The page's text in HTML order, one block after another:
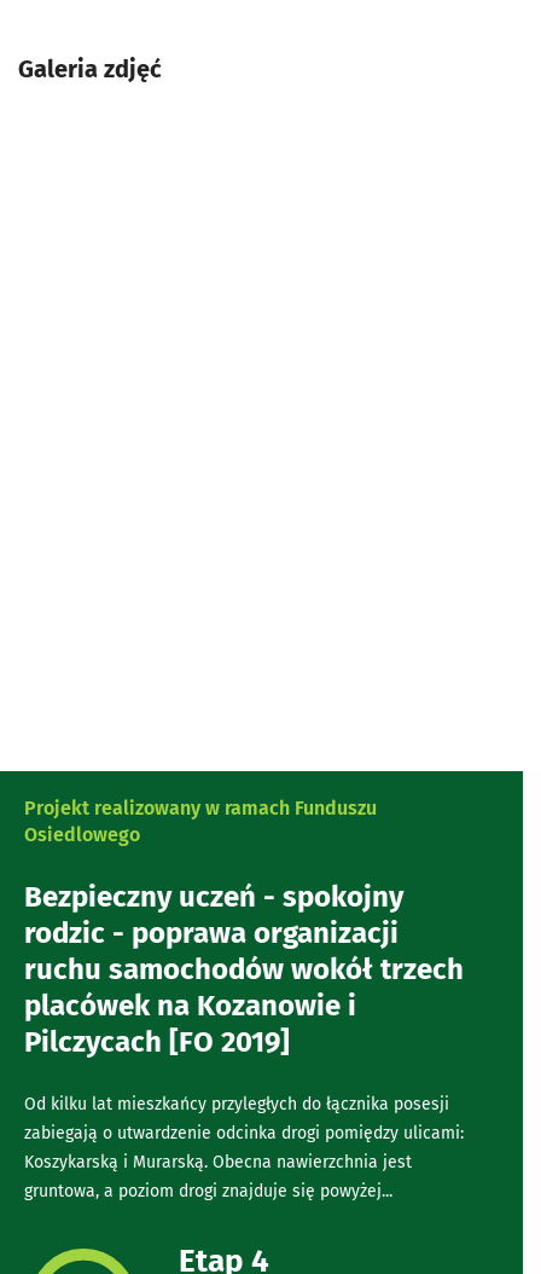
Galeria zdjęć
Projekt realizowany w ramach Funduszu
Osiedlowego
Bezpieczny uczeń - spokojny
rodzic - poprawa organizacji
ruchu samochodów wokół trzech
placówek na Kozanowie i
Pilczycach [FO 2019]
Od kilku lat mieszkańcy przyległych do łącznika posesji
zabiegają o utwardzenie odcinka drogi pomiędzy ulicami:
Koszykarską i Murarską. Obecna nawierzchnia jest
gruntowa, a poziom drogi znajduje się powyżej...
Etap 4